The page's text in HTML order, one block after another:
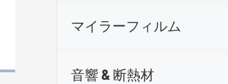
マイラーフィルム
音響 & 断熱材